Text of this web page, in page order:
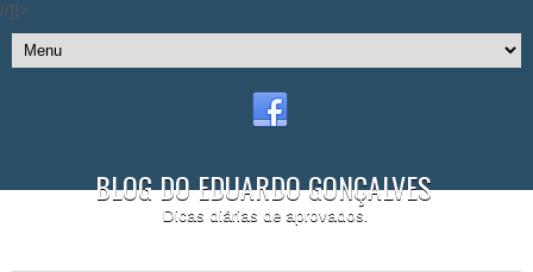
//]]>
BLOG DO EDUARDO GONÇALVES
Dicas diárias de aprovados.